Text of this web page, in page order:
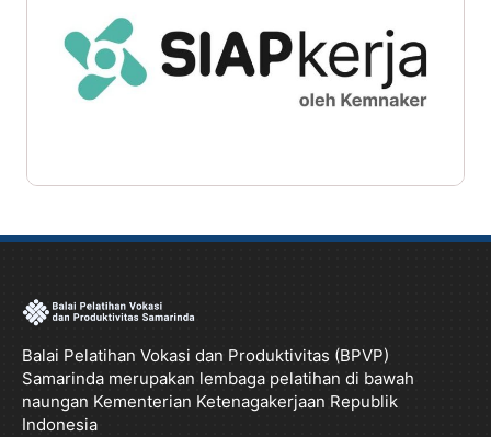
Balai Pelatihan Vokasi dan Produktivitas (BPVP)
Samarinda merupakan lembaga pelatihan di bawah
naungan Kementerian Ketenagakerjaan Republik
Indonesia